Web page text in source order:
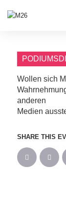
Wollen sich
anderen
Medien
SHARE THIS